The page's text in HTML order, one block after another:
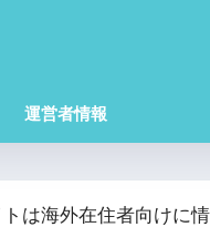
運営者情報
は海外在住者向けに